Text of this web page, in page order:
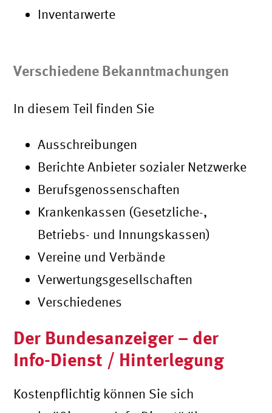
Inventarwerte
Verschiedene Bekanntmachungen
In diesem Teil finden Sie
Ausschreibungen
Berichte Anbieter sozialer Netzwerke
Berufsgenossenschaften
Krankenkassen (Gesetzliche-,
Betriebs- und Innungskassen)
Vereine und Verbände
Verwertungsgesellschaften
Verschiedenes
Der Bundesanzeiger – der
Info-Dienst / Hinterlegung
Kostenpflichtig können Sie sich